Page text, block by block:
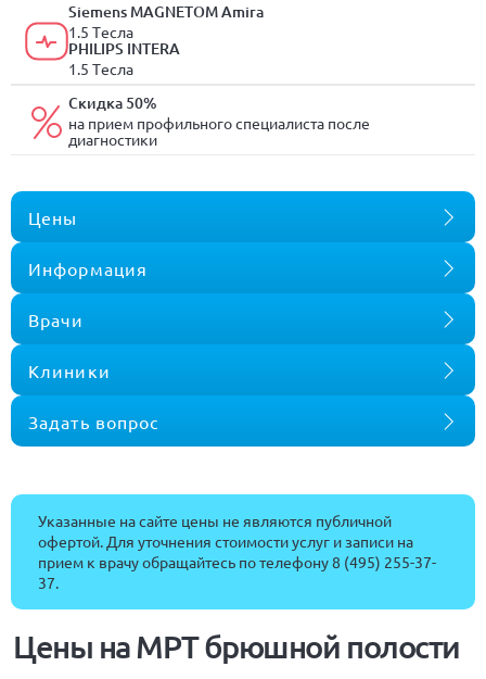
Siemens MAGNETOM Amira
1.5 Tесла
PHILIPS INTERA
1.5 Tесла
Скидка 50%
на прием профильного специалиста после
диагностики
Цены
Информация
Врачи
Клиники
Задать вопрос
Указанные на сайте цены не являются публичной
офертой. Для уточнения стоимости услуг и записи на
прием к врачу обращайтесь по телефону8 (495) 255-37-
37.
Цены на МРТ брюшной полости